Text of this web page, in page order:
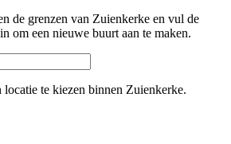
de grenzen van Zuienkerke en vul de
om een nieuwe buurt aan te maken.
te kiezen binnen Zuienkerke.